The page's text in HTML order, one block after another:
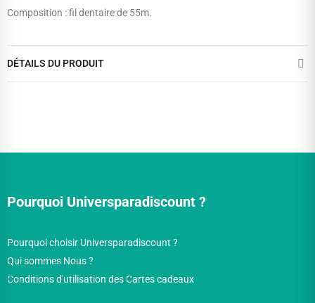
Composition : fil dentaire de 55m.
DÉTAILS DU PRODUIT
Pourquoi Universparadiscount ?
Pourquoi choisir Universparadiscount ?
Qui sommes Nous ?
Conditions d'utilisation des Cartes cadeaux